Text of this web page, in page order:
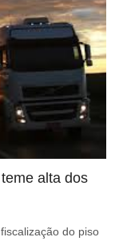
alta dos
do piso